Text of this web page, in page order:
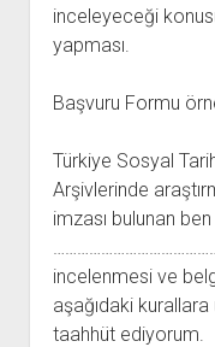
KADIN
inceleyeceği
yapması.
Başvuru Formu
Türkiye Sosyal
Arşivlerinde
imzası bulunan ben
incelenmesi ve
aşağıdaki
taahhüt ediyorum.